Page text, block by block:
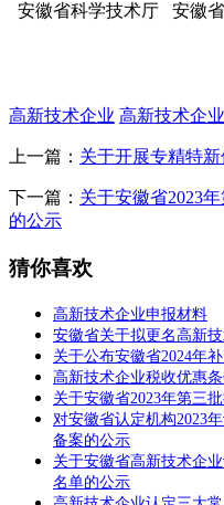
安徽省科学技术厅 安徽
高新技术企业 高新技术企
上一篇： 关于开展专精特
下一篇： 关于安徽省2023
的公示
猜你喜欢
高新技术企业申报材料
安徽省关于拟更名高新
关于公布安徽省2024年
高新技术企业税收优惠
关于安徽省2023年第三
对安徽省认定机构2023
备案的公示
关于安徽省高新技术企
名单的公示